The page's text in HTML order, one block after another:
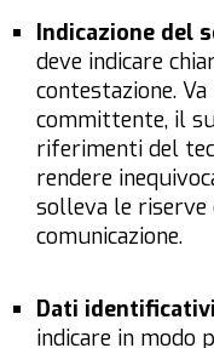
Indicazione del
deve indicare
contestazione.
committente, il
riferimenti del
rendere
solleva le
comunicazione.
Dati
indicare in modo